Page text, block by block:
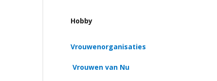
Hobby
Vrouwenorganisaties
Vrouwen van Nu